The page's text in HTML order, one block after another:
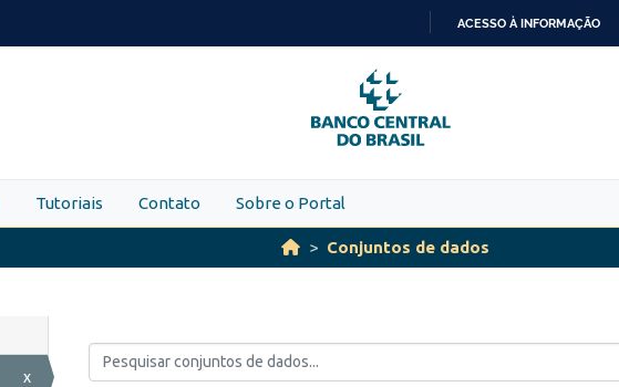
PARA
O
CONTEÚDO
ACESSO À INFORMAÇÃO
Tutoriais Contato Sobre o Portal
Conjuntos de dados
x